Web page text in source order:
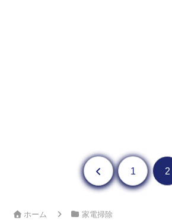
前へ 1 2
ホーム 家電掃除